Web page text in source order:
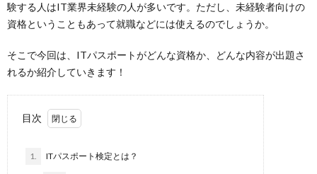
験する人はIT業界未経験の人が多いです。ただし、未経験者向けの
資格ということもあって就職などには使えるのでしょうか。
そこで今回は、ITパスポートがどんな資格か、どんな内容が出題さ
れるか紹介していきます！
目次
1. ITパスポート検定とは？